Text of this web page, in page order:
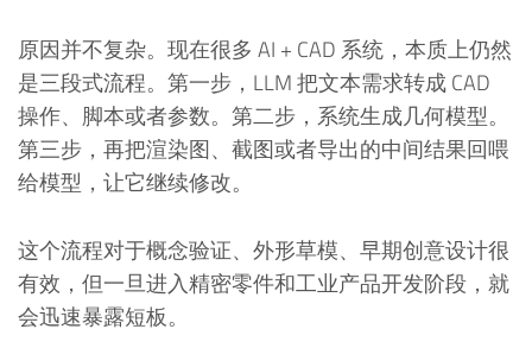
原因并不复杂。现在很多 AI + CAD 系统，本质上仍然
是三段式流程。第一步，LLM 把文本需求转成 CAD
操作、脚本或者参数。第二步，系统生成几何模型。
第三步，再把渲染图、截图或者导出的中间结果回喂
给模型，让它继续修改。
这个流程对于概念验证、外形草模、早期创意设计很
有效，但一旦进入精密零件和工业产品开发阶段，就
会迅速暴露短板。